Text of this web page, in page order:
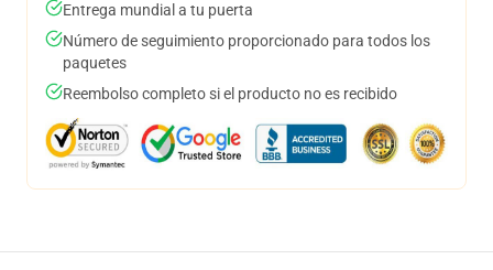
Entrega mundial a tu puerta
Número de seguimiento proporcionado para todos los
paquetes
Reembolso completo si el producto no es recibido